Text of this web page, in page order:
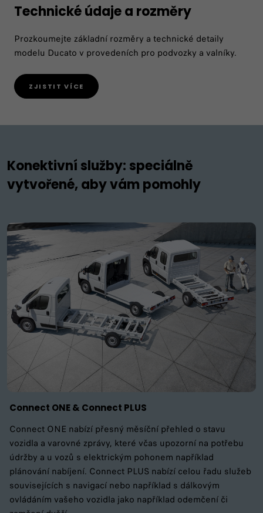
Technické údaje a rozměry
Prozkoumejte základní rozměry a technické detaily
modelu Ducato v provedeních pro podvozky a valníky.
ZJISTIT VÍCE
Konektivní služby: speciálně
vytvořené, aby vám pomohly
Connect ONE & Connect PLUS
Connect ONE nabízí přesný měsíční přehled o stavu
vozidla a varovné zprávy, které včas upozorní na potřebu
údržby a u vozů s elektrickým pohonem například
plánování nabíjení. Connect PLUS nabízí celou řadu služeb
souvisejících s navigací nebo například s dálkovým
ovládáním vašeho vozidla jako například odemčení či